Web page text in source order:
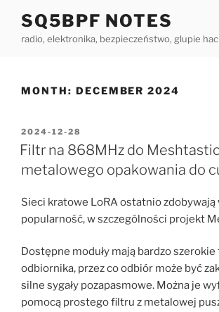
content
SQ5BPF NOTES
radio, elektronika, bezpieczeństwo, glupie
MONTH: DECEMBER 2024
POSTED
ON
2024-12-28
Filtr na 868MHz do
metalowego opakowania do
Sieci kratowe LoRA ostatnio zdobywają
popularność, w szczególności projekt
Dostępne moduły mają bardzo
odbiornika, przez co odbiór może być
silne sygały pozapasmowe. Można je
pomocą prostego filtru z metalowej